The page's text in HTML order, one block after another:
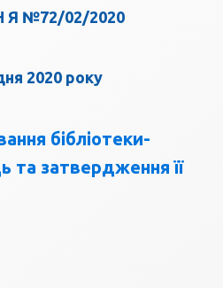
Я №72/02/2020
2020 року
бібліотеки-
та затвердження її